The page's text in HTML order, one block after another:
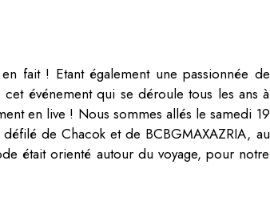
fait ! Etant également une passionnée de
cet événement qui se déroule tous les ans à
en live ! Nous sommes allés le samedi 19
de Chacok et de BCBGMAXAZRIA, au
était orienté autour du voyage, pour notre